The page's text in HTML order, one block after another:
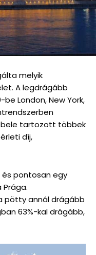
melyik
A legdrágább
London, New York,
tartozott többek
díj,
és pontosan egy
Prága.
pötty annál drágább
63%-kal drágább,